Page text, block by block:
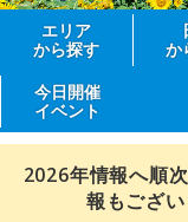
エリア
から探す
か
今日開催
イベント
2026年情報へ順
報もござ